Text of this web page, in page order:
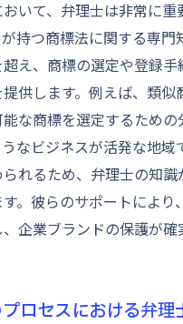
の競争環境を考慮した商
標保護を強化するために
の選び方
保護に強い弁理士を選ぶ
での商標保護に必要な弁
士の選び方が商標保護に
ト
いて、弁理士は非常に重
持つ商標法に関する専門
え、商標の選定や登録
供します。例えば、類似
な商標を選定するための
なビジネスが活発な地域
れるため、弁理士の知識
。彼らのサポートにより
企業ブランドの保護が確
ロセスにおける弁理